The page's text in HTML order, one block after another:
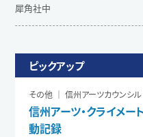
犀角社中
ピックアップ
その他 ｜ 信州アーツカウンシル
信州アーツ・クライメ
動記録